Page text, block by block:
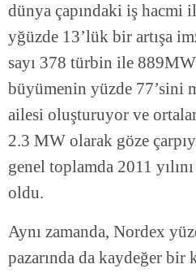
dünya çapındaki iş hacmi
yğüzde 13’lük bir artışa
sayı 378 türbin ile
büyümenin yüzde 77’sini
ailesi oluşturuyor ve
2.3 MW olarak göze
genel toplamda 2011
oldu.
Aynı zamanda, Nordex
pazarında da kaydeğer bir